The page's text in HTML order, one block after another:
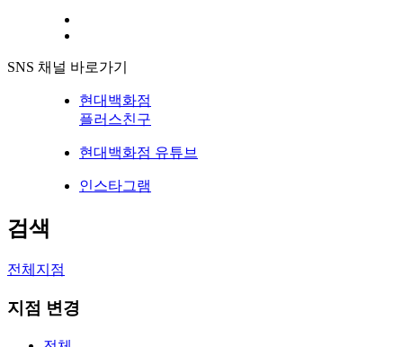
SNS 채널 바로가기
현대백화점
플러스친구
현대백화점 유튜브
인스타그램
검색
전체지점
지점 변경